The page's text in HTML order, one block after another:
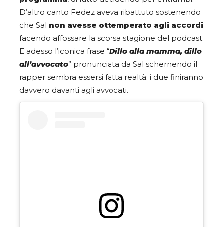
D’altro canto Fedez aveva ribattuto sostenendo
che Sal non avesse ottemperato agli accordi
facendo affossare la scorsa stagione del podcast.
E adesso l’iconica frase “Dillo alla mamma, dillo
all’avvocato” pronunciata da Sal schernendo il
rapper sembra essersi fatta realtà: i due finiranno
davvero davanti agli avvocati.